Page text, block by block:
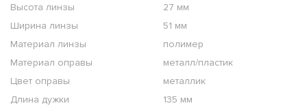
Высота линзы
27 мм
Ширина линзы
51 мм
Материал линзы
полимер
Материал оправы
металл/пластик
Цвет оправы
металлик
Длина дужки
135 мм